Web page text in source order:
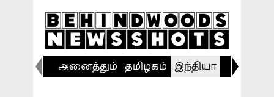
அனைத்தும் தமிழகம் இந்தியா